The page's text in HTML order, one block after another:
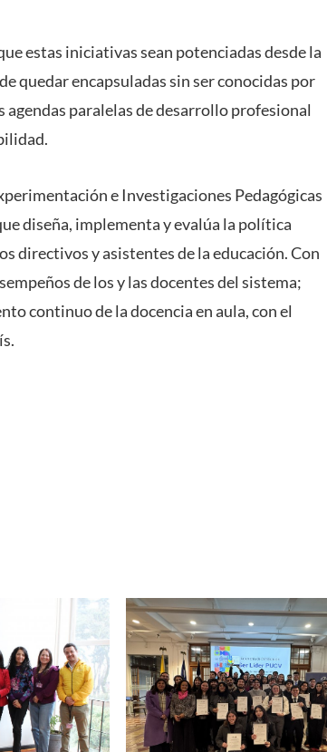
estas iniciativas sean potenciadas desde la
quedar encapsuladas sin ser conocidas por
agendas paralelas de desarrollo profesional
e Investigaciones Pedagógicas
diseña, implementa y evalúa la política
directivos y asistentes de la educación. Con
de los y las docentes del sistema;
continuo de la docencia en aula, con el